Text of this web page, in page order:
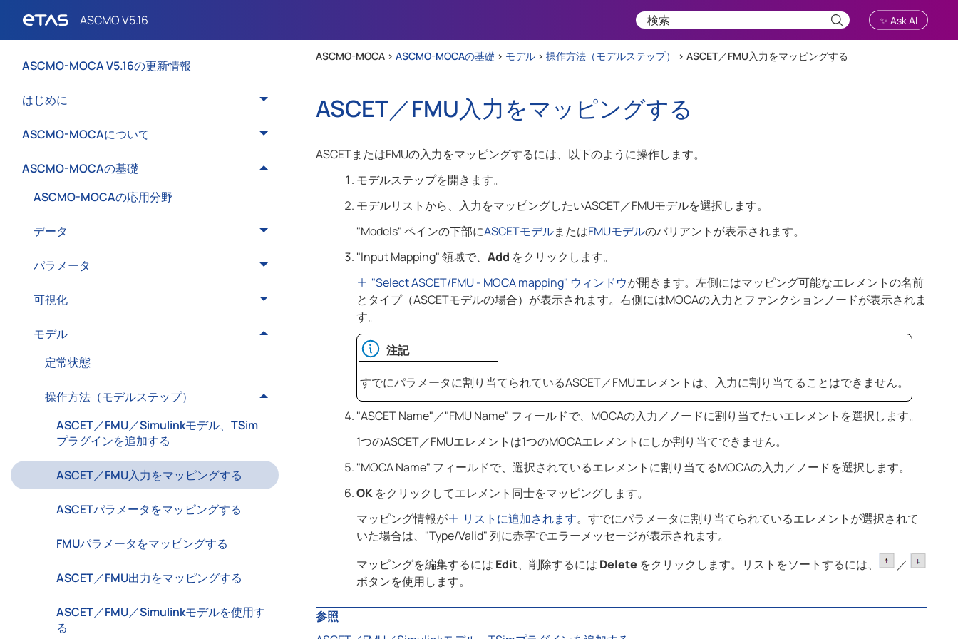
✨ Ask AI
ASCMO-MOCA V5.16の更新情報
はじめに
ASCMO-MOCAについて
ASCMO-MOCAの基礎
ASCMO-MOCAの応用分野
データ
パラメータ
可視化
モデル
定常状態
操作方法（モデルステップ）
ASCET／FMU／Simulinkモデル、TSim
プラグインを追加する
ASCET／FMU入力をマッピングする
ASCETパラメータをマッピングする
FMUパラメータをマッピングする
ASCET／FMU出力をマッピングする
ASCET／FMU／Simulinkモデルを使用す
る
ASCMO-MOCA > ASCMO-MOCAの基礎 > モデル > 操作方法（モデルステップ） > ASCET／FMU入力をマッピングする
ASCET／FMU入力をマッピングする
ASCETまたはFMUの入力をマッピングするには、以下のように操作します。
モデルステップを開きます。
モデルリストから、入力をマッピングしたいASCET／FMUモデルを選択します。
"Models" ペインの下部にASCETモデルまたはFMUモデルのバリアントが表示されます。
"Input Mapping" 領域で、 Add をクリックします。
"Select ASCET/FMU - MOCA mapping" ウィンドウが開きます。左側にはマッピング可能なエレメントの名前
とタイプ（ASCETモデルの場合）が表示されます。右側にはMOCAの入力とファンクションノードが表示されま
す。
注記
すでにパラメータに割り当てられているASCET／FMUエレメントは、入力に割り当てることはできません。
"ASCET Name"／"FMU Name" フィールドで、MOCAの入力／ノードに割り当てたいエレメントを選択します。
1つのASCET／FMUエレメントは1つのMOCAエレメントにしか割り当てできません。
"MOCA Name" フィールドで、選択されているエレメントに割り当てるMOCAの入力／ノードを選択します。
OKをクリックしてエレメント同士をマッピングします。
マッピング情報が
リストに追加されます。すでにパラメータに割り当てられているエレメントが選択されて
いた場合は、"Type/Valid" 列に赤字でエラーメッセージが表示されます。
マッピングを編集するには Edit、削除するには Delete をクリックします。リストをソートするには、
／
ボタンを使用します。
参照